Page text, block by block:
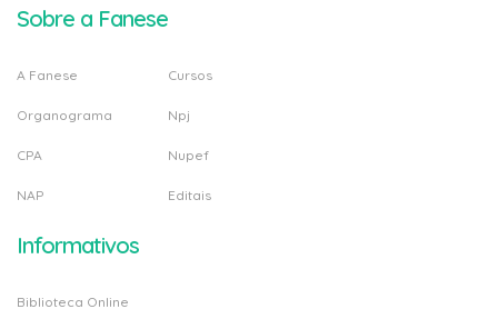
Sobre a Fanese
A Fanese
Organograma
CPA
NAP
Cursos
Npj
Nupef
Editais
Informativos
Biblioteca Online